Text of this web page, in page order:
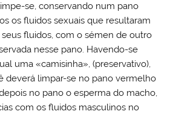
se, conservando num pano
os fluidos sexuais que resultaram
fluidos, com o sémen de outro
nesse pano. Havendo-se
uma «camisinha», (preservativo),
deverá limpar-se no pano vermelho
no pano o esperma do macho,
com os fluidos masculinos no